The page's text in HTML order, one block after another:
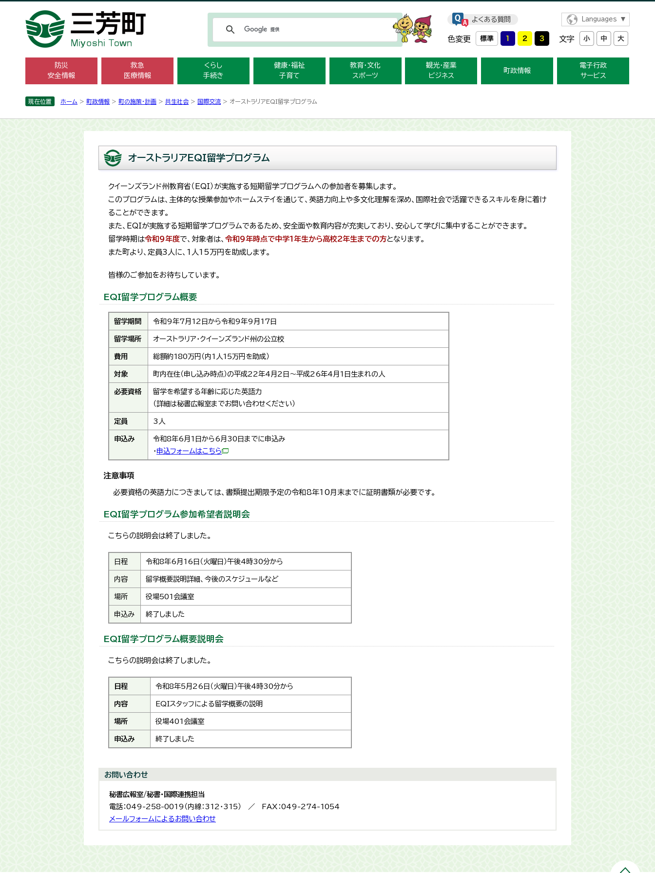
よくある質問 Languages
色変更 文字
防災
安全情報
救急
医療情報
くらし
手続き
健康・福祉
子育て
教育・文化
スポーツ
観光・産業
ビジネス
町政情報
電子行政
サービス
現在位置 ホーム > 町政情報 > 町の施策・計画 > 共生社会 > 国際交流 > オーストラリアEQI留学プログラム
オーストラリアEQI留学プログラム
クイーンズランド州教育省（EQI）が実施する短期留学プログラムへの参加者を募集します。
このプログラムは、主体的な授業参加やホームステイを通じて、英語力向上や多文化理解を深め、国際社会で活躍できるスキルを身に着け
ることができます。
また、EQIが実施する短期留学プログラムであるため、安全面や教育内容が充実しており、安心して学びに集中することができます。
留学時期は令和9年度で、対象者は、 令和9年時点で中学1年生から高校2年生までの方となります。
また町より、定員3人に、1人15万円を助成します。
皆様のご参加をお待ちしています。
EQI留学プログラム概要
留学期間 令和9年7月12日から令和9年9月17日
留学場所 オーストラリア・クイーンズランド州の公立校
費用 総額約180万円（内1人15万円を助成）
対象 町内在住（申し込み時点）の平成22年4月2日～平成26年4月1日生まれの人
必要資格
留学を希望する年齢に応じた英語力
（詳細は秘書広報室までお問い合わせください）
定員 3人
申込み
令和8年6月1日から6月30日までに申込み
・ 申込フォームはこちら
注意事項
必要資格の英語力につきましては、書類提出期限予定の令和8年10月末までに証明書類が必要です。
EQI留学プログラム参加希望者説明会
こちらの説明会は終了しました。
日程 令和8年6月16日（火曜日）午後4時30分から
内容 留学概要説明詳細、今後のスケジュールなど
場所 役場501会議室
申込み 終了しました
EQI留学プログラム概要説明会
こちらの説明会は終了しました。
日程 令和8年5月26日（火曜日）午後4時30分から
内容 EQIスタッフによる留学概要の説明
場所 役場401会議室
申込み 終了しました
お問い合わせ
秘書広報室/秘書・国際連携担当
電話：049-258-0019（内線：312・315） ／ FAX：049-274-1054
メールフォームによるお問い合わせ